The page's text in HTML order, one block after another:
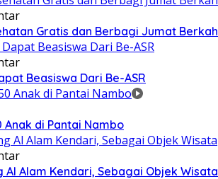
Gratis dan Berbagi Jumat Berkah
Beasiswa Dari Be-ASR
Anak di Pantai Nambo
Alam Kendari, Sebagai Objek Wisata